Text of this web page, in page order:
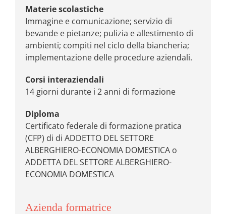
Materie scolastiche
Immagine e comunicazione; servizio di
bevande e pietanze; pulizia e allestimento di
ambienti; compiti nel ciclo della biancheria;
implementazione delle procedure aziendali.
Corsi interaziendali
14 giorni durante i 2 anni di formazione
Diploma
Certificato federale di formazione pratica
(CFP) di di ADDETTO DEL SETTORE
ALBERGHIERO-ECONOMIA DOMESTICA o
ADDETTA DEL SETTORE ALBERGHIERO-
ECONOMIA DOMESTICA
Azienda formatrice